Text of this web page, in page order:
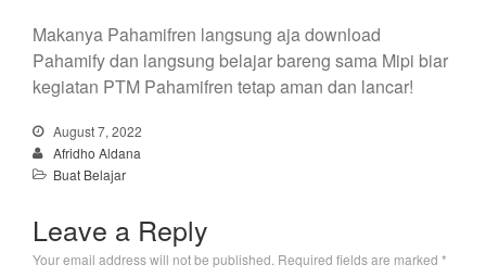
Makanya Pahamifren langsung aja download
Pahamify dan langsung belajar bareng sama Mipi biar
kegiatan PTM Pahamifren tetap aman dan lancar!
August 7, 2022
Afridho Aldana
Buat Belajar
Leave a Reply
Your email address will not be published. Required fields are marked *